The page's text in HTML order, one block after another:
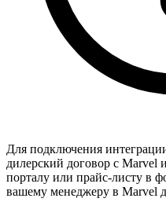
Для подключения
дилерский договор с Marvel
порталу или прайс-листу в
вашему менеджеру в Marvel